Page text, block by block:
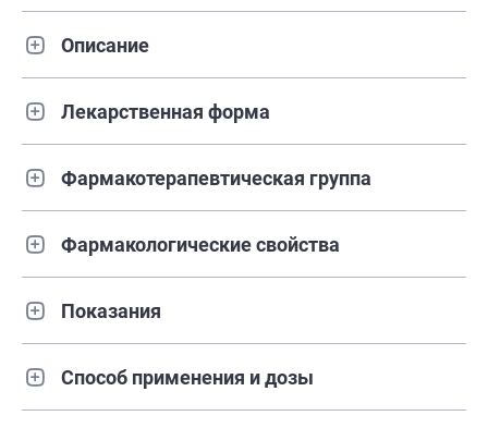
Описание
Лекарственная форма
Фармакотерапевтическая группа
Фармакологические свойства
Показания
Способ применения и дозы